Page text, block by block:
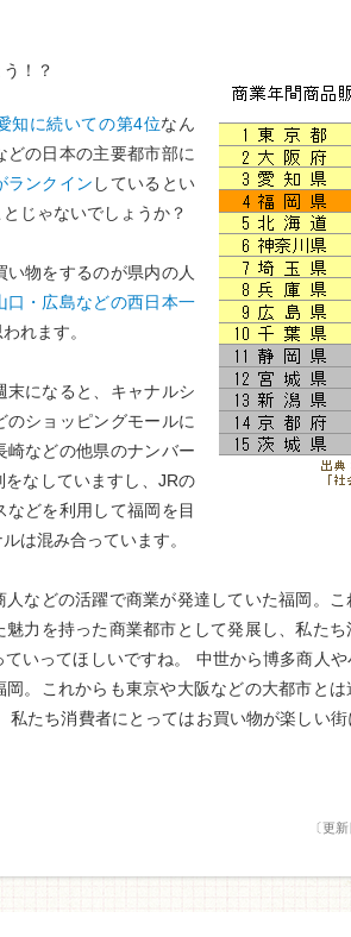
！？
知に続いての第4位なん
の日本の主要都市部に
ランクイン しているとい
じゃないでしょうか？
物をするのが県内の人
口・広島などの西日本一
れます。
末になると、キャナルシ
ショッピングモールに
崎などの他県のナンバー
なしていますし、JRの
などを利用して福岡を目
は混み合っています。
などの活躍で商業が発達していた福岡。
魅力を持った商業都市として発展し、私た
いってほしいですね。 中世から博多商人
。これからも東京や大阪などの大都市とは
私たち消費者にとってはお買い物が楽しい
〔更